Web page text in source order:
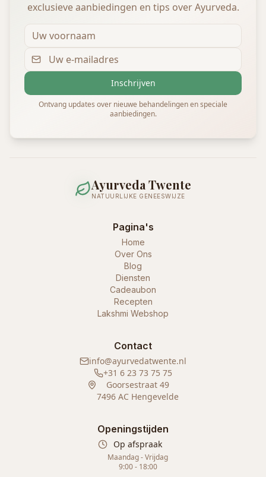
exclusieve aanbiedingen en tips over Ayurveda.
Inschrijven
Ontvang updates over nieuwe behandelingen en speciale
aanbiedingen.
Ayurveda Twente
NATUURLIJKE GENEESWIJZE
Pagina's
Home
Over Ons
Blog
Diensten
Cadeaubon
Recepten
Lakshmi Webshop
Contact
info@ayurvedatwente.nl
+31 6 23 73 75 75
Goorsestraat 49
7496 AC Hengevelde
Openingstijden
Op afspraak
Maandag - Vrijdag
9:00 - 18:00